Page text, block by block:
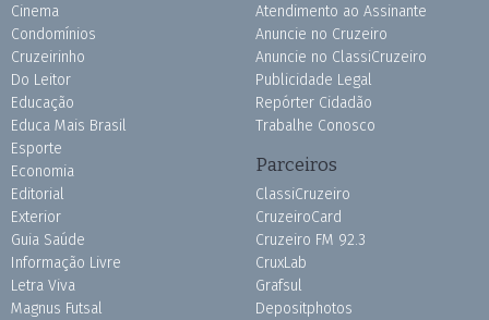
Cinema
Condomínios
Cruzeirinho
Do Leitor
Educação
Educa Mais Brasil
Esporte
Economia
Editorial
Exterior
Guia Saúde
Informação Livre
Letra Viva
Magnus Futsal
Atendimento ao Assinante
Anuncie no Cruzeiro
Anuncie no ClassiCruzeiro
Publicidade Legal
Repórter Cidadão
Trabalhe Conosco
Parceiros
ClassiCruzeiro
CruzeiroCard
Cruzeiro FM 92.3
CruxLab
Grafsul
Depositphotos